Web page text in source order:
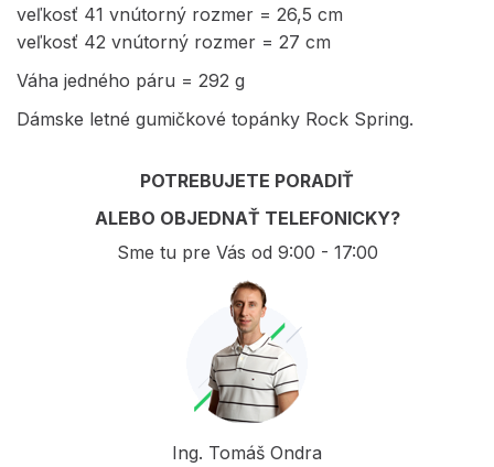
veľkosť 41 vnútorný rozmer = 26,5 cm
veľkosť 42 vnútorný rozmer = 27 cm
Váha jedného páru = 292 g
Dámske letné gumičkové topánky Rock Spring.
POTREBUJETE PORADIŤ
ALEBO OBJEDNAŤ TELEFONICKY?
Sme tu pre Vás od 9:00 - 17:00
Ing. Tomáš Ondra